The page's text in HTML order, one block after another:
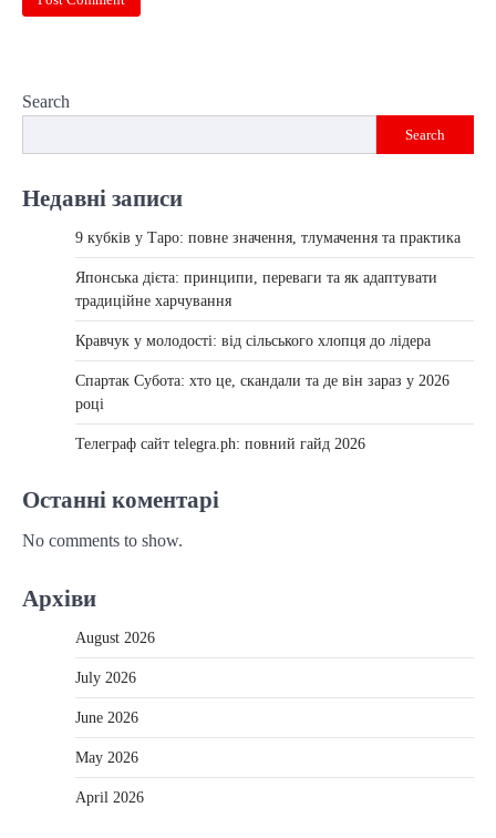
Search
Search
Недавні записи
9 кубків у Таро: повне значення, тлумачення та практика
Японська дієта: принципи, переваги та як адаптувати
традиційне харчування
Кравчук у молодості: від сільського хлопця до лідера
Спартак Субота: хто це, скандали та де він зараз у 2026
році
Телеграф сайт telegra.ph: повний гайд 2026
Останні коментарі
No comments to show.
Архіви
August 2026
July 2026
June 2026
May 2026
April 2026